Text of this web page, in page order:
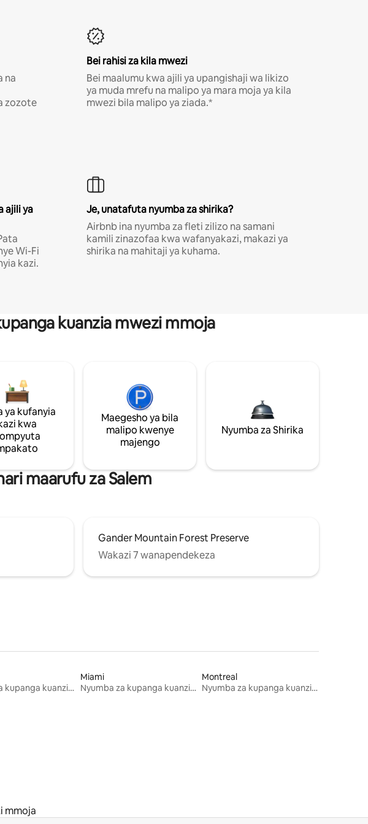
na
zozote
Bei rahisi za kila mwezi
Bei maalumu kwa ajili ya upangishaji wa likizo
ya muda mrefu na malipo ya mara moja ya kila
mwezi bila malipo ya ziada.*
ajili ya
Wi-Fi
kazi.
Je, unatafuta nyumba za shirika?
Airbnb ina nyumba za fleti zilizo na samani
kamili zinazofaa kwa wafanyakazi, makazi ya
shirika na mahitaji ya kuhama.
kuanzia mwezi mmoja
ya kufanyia
kwa
Maegesho ya bila
malipo kwenye
majengo
Nyumba za Shirika
maarufu za Salem
Gander Mountain Forest Preserve
Wakazi 7 wanapendekeza
Nyumba za kupanga kuanzia mwezi mmoja
Miami
Nyumba za kupanga kuanzia mwezi mmoja
Montreal
Nyumba za kupanga kuanzia mwezi mmoja
mmoja